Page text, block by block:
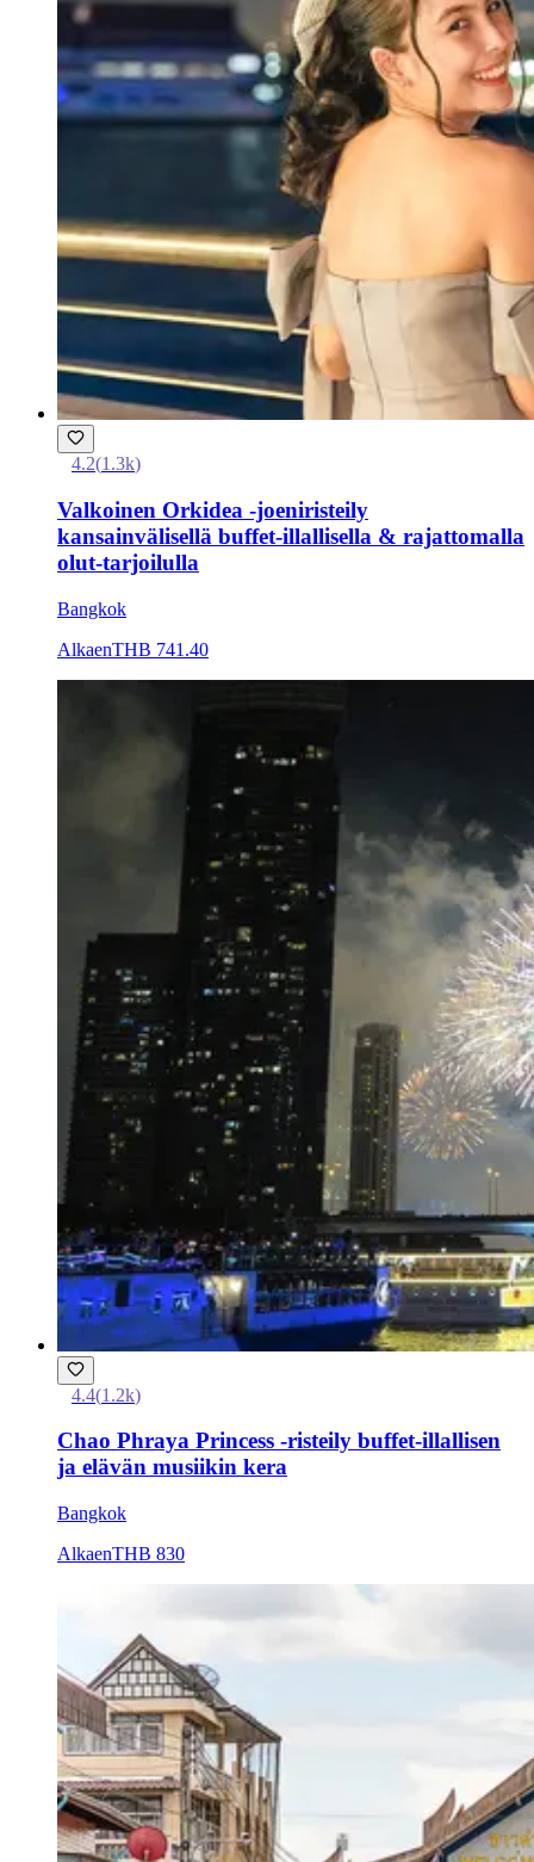
4.2(1.3k)
Valkoinen Orkidea -joeniristeily
kansainvälisellä buffet-illallisella & rajattomalla
olut-tarjoilulla
Bangkok
AlkaenTHB 741.40
4.4(1.2k)
Chao Phraya Princess -risteily buffet-illallisen
ja elävän musiikin kera
Bangkok
AlkaenTHB 830